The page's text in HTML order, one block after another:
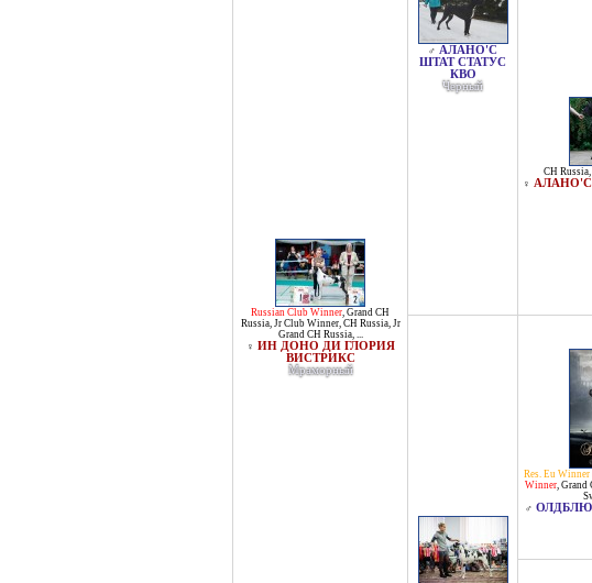
Russian Club Winner, Grand CH
Russia, Jr Club Winner, CH Russia, Jr
Grand CH Russia, ...
♀ ИН ДОНО ДИ ГЛОРИЯ
ВИСТРИКС
Мраморный
♂ АЛАНО'С
ШТАТ СТАТУС
КВО
Черный
CH Russia,
♀
Res. Eu
Winner, Grand
♂